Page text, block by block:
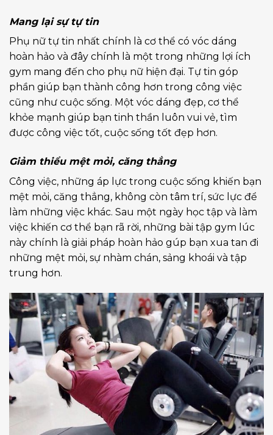
Mang lại sự tự tin
Phụ nữ tự tin nhất chính là cơ thể có vóc dáng
hoàn hảo và đây chính là một trong những lợi ích
gym mang đến cho phụ nữ hiện đại. Tự tin góp
phần giúp bạn thành công hơn trong công việc
cũng như cuộc sống. Một vóc dáng đẹp, cơ thể
khỏe mạnh giúp bạn tinh thần luôn vui vẻ, tìm
được công việc tốt, cuộc sống tốt đẹp hơn.
Giảm thiểu mệt mỏi, căng thẳng
Công việc, những áp lực trong cuộc sống khiến bạn
mệt mỏi, căng thẳng, không còn tâm trí, sức lực để
làm những việc khác. Sau một ngày học tập và làm
việc khiến cơ thể bạn rã rời, những bài tập gym lúc
này chính là giải pháp hoàn hảo gúp bạn xua tan đi
những mệt mỏi, sự nhàm chán, sảng khoái và tập
trung hơn.